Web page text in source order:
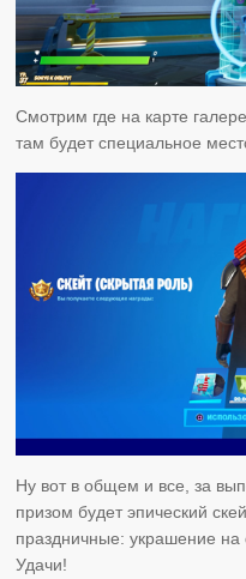
Смотрим где на карте
там будет специальное
Ну вот в общем и все, за
призом будет эпический
праздничные: украшение на
Удачи!